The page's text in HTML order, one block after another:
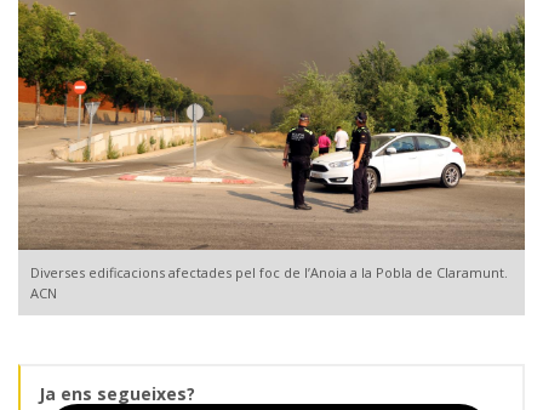
Diverses edificacions afectades pel foc de l’Anoia a la Pobla de Claramunt.
ACN
Ja ens segueixes?